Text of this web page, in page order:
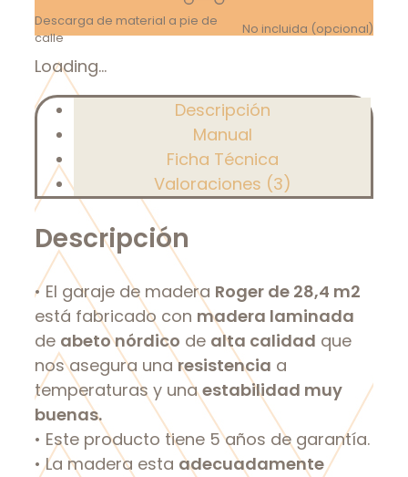
Descarga de material a pie de
calle
No incluida (opcional)
Loading...
Descripción
Manual
Ficha Técnica
Valoraciones (3)
Descripción
• El garaje de madera Roger de 28,4 m2
está fabricado con madera laminada
de abeto nórdico de alta calidad que
nos asegura unaresistencia a
temperaturas y unaestabilidad muy
buenas.
• Este producto tiene 5 años de garantía.
• La madera esta adecuadamente